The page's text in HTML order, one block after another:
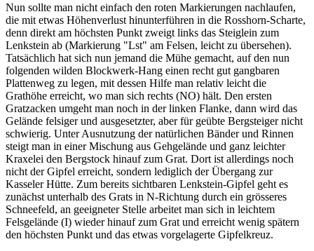
Nun sollte man nicht einfach den roten Markierungen nachlaufen,
die mit etwas Höhenverlust hinunterführen in die Rosshorn-Scharte,
denn direkt am höchsten Punkt zweigt links das Steiglein zum
Lenkstein ab (Markierung "Lst" am Felsen, leicht zu übersehen).
Tatsächlich hat sich nun jemand die Mühe gemacht, auf den nun
folgenden wilden Blockwerk-Hang einen recht gut gangbaren
Plattenweg zu legen, mit dessen Hilfe man relativ leicht die
Grathöhe erreicht, wo man sich rechts (NO) hält. Den ersten
Gratzacken umgeht man noch in der linken Flanke, dann wird das
Gelände felsiger und ausgesetzter, aber für geübte Bergsteiger nicht
schwierig. Unter Ausnutzung der natürlichen Bänder und Rinnen
steigt man in einer Mischung aus Gehgelände und ganz leichter
Kraxelei den Bergstock hinauf zum Grat. Dort ist allerdings noch
nicht der Gipfel erreicht, sondern lediglich der Übergang zur
Kasseler Hütte. Zum bereits sichtbaren Lenkstein-Gipfel geht es
zunächst unterhalb des Grats in N-Richtung durch ein grösseres
Schneefeld, an geeigneter Stelle arbeitet man sich in leichtem
Felsgelände (I) wieder hinauf zum Grat und erreicht wenig spätern
den höchsten Punkt und das etwas vorgelagerte Gipfelkreuz.